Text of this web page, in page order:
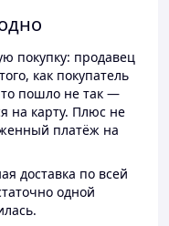
покупку: продавец
как покупатель
то пошло не так —
на карту. Плюс не
платёж на
доставка по всей
одной